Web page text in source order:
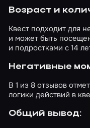
Возраст и
Квест подходит для
и может быть
и подростками с 14
Негативные
В 1 из 8 отзывов
логики действий в
Общий вывод: